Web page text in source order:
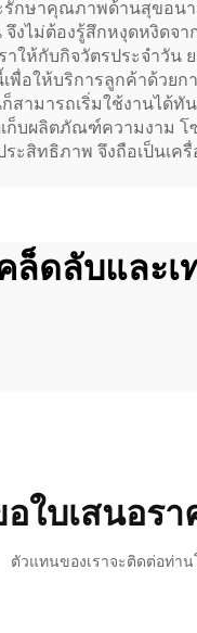
รักษาคุณภาพด้านสุข
งไม่ต้องรู้สึกหงุดหงิด
ห้กับกิจวัตรประจำวัน
อให้บริการลูกค้าด้ว
ก็สามารถเริ่มใช้งาน
ก็บผลิตภัณฑ์ความงาม
ะสิทธิภาพ จึงถือเป็น
ล็ดลับและ
ใบเสนอร
ตัวแทนของเราจะติดต่อท่าน